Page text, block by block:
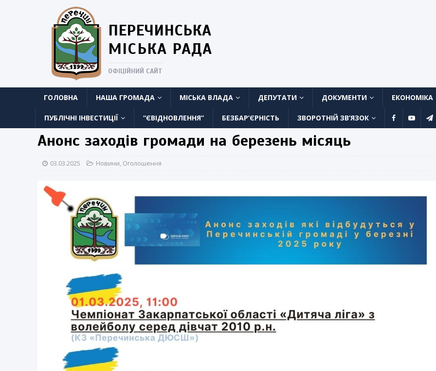
ПЕРЕЧИНСЬКА
МІСЬКА РАДА
ОФІЦІЙНИЙ САЙТ
ГОЛОВНА НАША ГРОМАДА МІСЬКА ВЛАДА ДЕПУТАТИ ДОКУМЕНТИ ЕКОНОМІКА
ПУБЛІЧНІ ІНВЕСТИЦІЇ “ЄВІДНОВЛЕННЯ” БЕЗБАР’ЄРНІСТЬ ЗВОРОТНІЙ ЗВ’ЯЗОК
Анонс заходів громади на березень місяць
03.03.2025 Новини, Оголошення